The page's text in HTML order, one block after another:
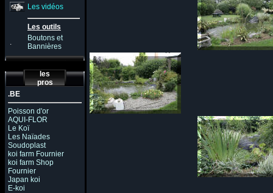
Les vidéos
Les outils
.
Boutons et
Bannières
les
pros
.BE
Poisson d'or
AQUI-FLOR
Le Koï
Les Naïades
Soudoplast
koi farm Fournier
koi farm Shop
Fournier
Japan koi
E-koi